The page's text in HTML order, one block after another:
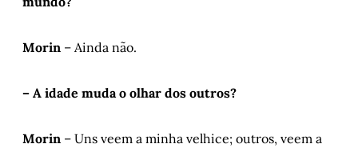
Morin – Ainda não.
– A idade muda o olhar dos outros?
Morin – Uns veem a minha velhice; outros, veem a